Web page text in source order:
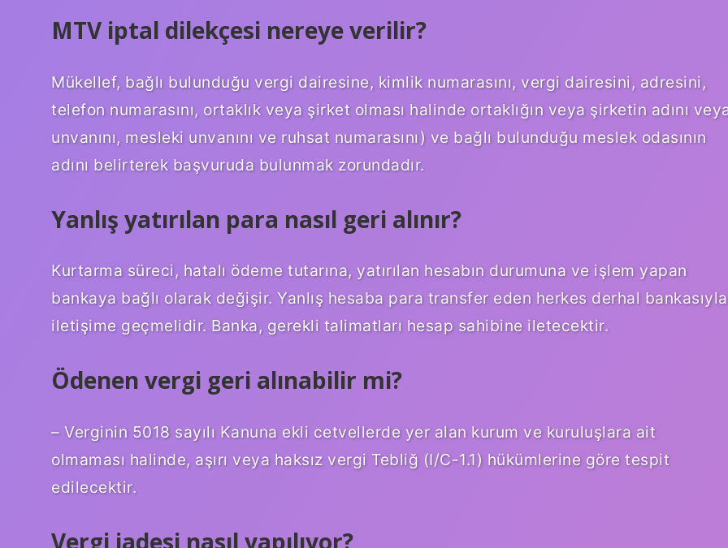
MTV iptal dilekçesi nereye verilir?
Mükellef, bağlı bulunduğu vergi dairesine, kimlik numarasını, vergi dairesini, adresini,
telefon numarasını, ortaklık veya şirket olması halinde ortaklığın veya şirketin adını
unvanını, mesleki unvanını ve ruhsat numarasını) ve bağlı bulunduğu meslek odasının
adını belirterek başvuruda bulunmak zorundadır.
Yanlış yatırılan para nasıl geri alınır?
Kurtarma süreci, hatalı ödeme tutarına, yatırılan hesabın durumuna ve işlem yapan
bankaya bağlı olarak değişir. Yanlış hesaba para transfer eden herkes derhal bankasıyla
iletişime geçmelidir. Banka, gerekli talimatları hesap sahibine iletecektir.
Ödenen vergi geri alınabilir mi?
– Verginin 5018 sayılı Kanuna ekli cetvellerde yer alan kurum ve kuruluşlara ait
olmaması halinde, aşırı veya haksız vergi Tebliğ (I/C-1.1) hükümlerine göre tespit
edilecektir.
Vergi iadesi nasıl yapılıyor?